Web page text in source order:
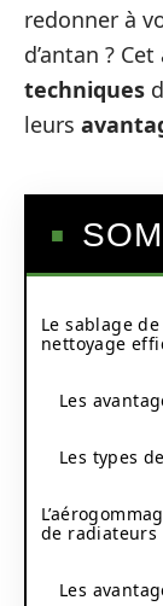
redonner à
d’antan ?
techniques
leurs
Le sablage
nettoyage
Les
Les types
de radiateurs
Les